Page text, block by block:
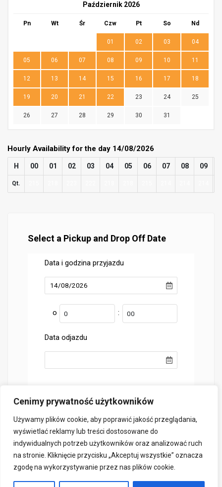
Cenimy prywatność użytkowników
Używamy plików cookie, aby poprawić jakość przeglądania,
wyświetlać reklamy lub treści dostosowane do
indywidualnych potrzeb użytkowników oraz analizować ruch
na stronie. Kliknięcie przycisku „Akceptuj wszystkie” oznacza
zgodę na wykorzystywanie przez nas plików cookie.
Październik 2026
Pn Wt Śr Czw Pt So Nd
01 02 03 04
05 06 07 08 09 10 11
12 13 14 15 16 17 18
19 20 21 22 23 24 25
26 27 28 29 30 31
Hourly Availability for the day 14/08/2026
H 00 01 02 03 04 05 06 07 08 09
Qt.
Select a Pickup and Drop Off Date
Data i godzina przyjazdu
o :
Data odjazdu